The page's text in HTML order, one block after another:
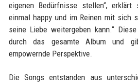
eigenen Bedürfnisse stellen“,
einmal happy und im Reinen mit sich
seine Liebe weitergeben kann.“
durch das gesamte Album und
empowernde Perspektive.
Die Songs entstanden aus